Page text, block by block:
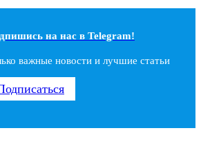
на наc в Telegram!
важные новости и лучшие статьи